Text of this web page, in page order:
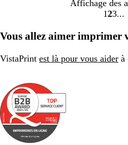
Affichage des
la
1
la
2
la
3
Vous allez aimer imprimer
VistaPrint est là pour vous aider à